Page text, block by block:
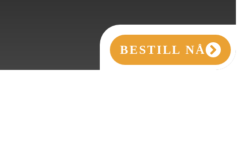
BESTILL NÅ